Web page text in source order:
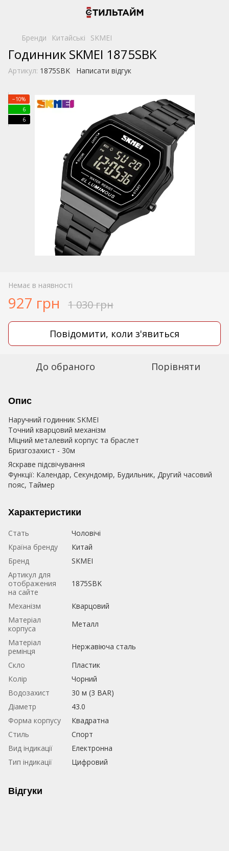
Бренди Китайські SKMEI
Годинник SKMEI 1875SBK
Артикул: 1875SBK Написати відгук
−10%
6
6
Немає в наявності
927 грн 1 030 грн
Повідомити, коли з'явиться
До обраного Порівняти
Опис
Наручний годинник SKMEI
Точний кварцовий механізм
Міцний металевий корпус та браслет
Бризгозахист - 30м
Яскраве підсвічування
Функції: Календар, Секундомір, Будильник, Другий часовий
пояс, Таймер
Характеристики
Стать
Чоловічі
Країна бренду
Китай
Бренд
SKMEI
Артикул для
отображения
на сайте
1875SBK
Механізм
Кварцовий
Матеріал
корпуса
Металл
Матеріал
ремінця
Нержавіюча сталь
Скло
Пластик
Колір
Чорний
Водозахист
30 м (3 BAR)
Діаметр
43.0
Форма корпусу
Квадратна
Стиль
Спорт
Вид індикації
Електронна
Тип індикації
Цифровий
Відгуки